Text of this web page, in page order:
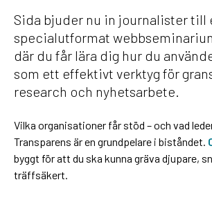
Sida bjuder nu in journalister till
specialutformat
där du får lära dig hur du
som ett effektivt verktyg för
research och nyhetsarbete.
Vilka organisationer får stöd – och vad
Transparens är en grundpelare i biståndet.
byggt för att du ska kunna gräva djupare,
träffsäkert.